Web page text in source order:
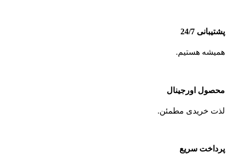
پشتیبانی 24/7
همیشه هستیم.
محصول اورجینال
لذت خریدی مطمئن.
پرداخت سریع